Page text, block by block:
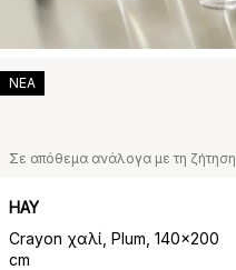
Σε απόθεμα ανάλογα με τη ζήτηση
HAY
Crayon χαλί, Plum, 140x200
cm
ΝΕΑ